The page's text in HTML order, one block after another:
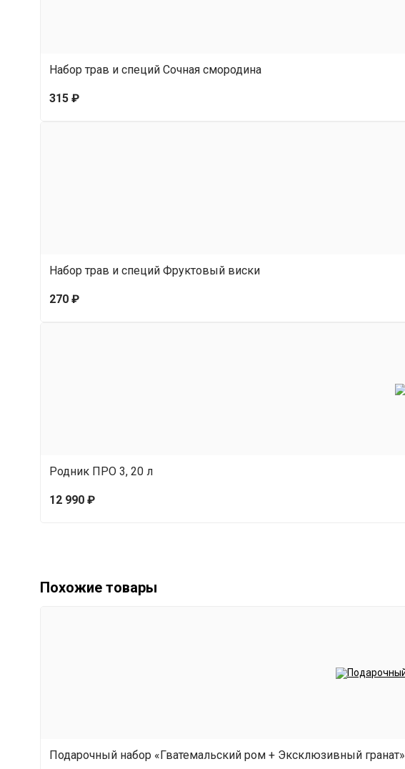
Набор трав и специй Сочная смородина
315 ₽
Набор трав и специй Фруктовый виски
270 ₽
Родник ПРО 3, 20 л
12 990 ₽
Похожие товары
Подарочный набор «Гватемальский ром + Эксклюзивный гранат»